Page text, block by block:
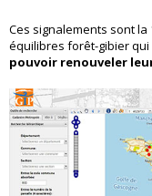
Ces signalements sont la
équilibres forêt-gibier
pouvoir renouveler